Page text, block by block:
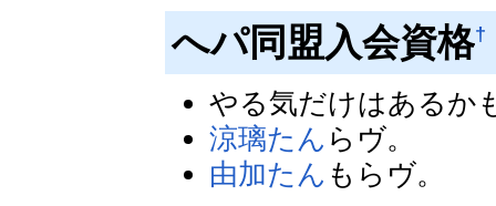
へパ同盟入会資格†
やる気だけはあるか
涼璃たん らヴ。
由加たん もらヴ。